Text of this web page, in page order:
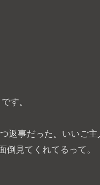
す。
返事だった。いいご
倒見てくれてるって。